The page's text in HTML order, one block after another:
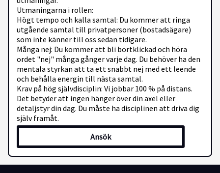
Utmaningarna i rollen:
Högt tempo och kalla samtal: Du kommer att ringa
utgående samtal till privatpersoner (bostadsägare)
som inte känner till oss sedan tidigare.
Många nej: Du kommer att bli bortklickad och höra
ordet "nej" många gånger varje dag. Du behöver ha den
mentala styrkan att ta ett snabbt nej med ett leende
och behålla energin till nästa samtal.
Krav på hög självdisciplin: Vi jobbar 100 % på distans.
Det betyder att ingen hänger över din axel eller
detaljstyr din dag. Du måste ha disciplinen att driva dig
själv framåt.
Det positiva med rollen:
Enkel och kostnadsfri tjänst: Vår tjänst är helt gratis
för konsumenten och hjälper dem att göra en bättre
Ansök